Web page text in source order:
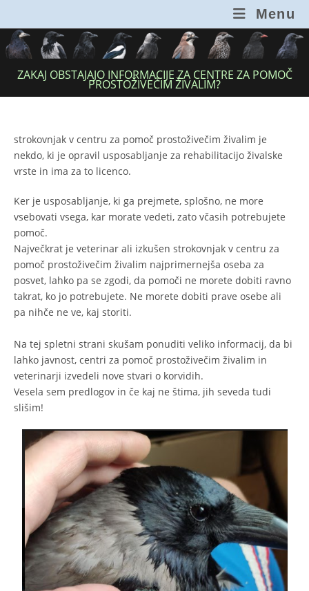
content
Menu
ZAKAJ OBSTAJAJO INFORMACIJE ZA CENTRE ZA POMOČ
PROSTOŽIVEČIM ŽIVALIM?
strokovnjak v centru za pomoč prostoživečim živalim je
nekdo, ki je opravil usposabljanje za rehabilitacijo živalske
vrste in ima za to licenco.
Ker je usposabljanje, ki ga prejmete, splošno, ne more
vsebovati vsega, kar morate vedeti, zato včasih potrebujete
pomoč.
Največkrat je veterinar ali izkušen strokovnjak v centru za
pomoč prostoživečim živalim najprimernejša oseba za
posvet, lahko pa se zgodi, da pomoči ne morete dobiti ravno
takrat, ko jo potrebujete. Ne morete dobiti prave osebe ali
pa nihče ne ve, kaj storiti.
Na tej spletni strani skušam ponuditi veliko informacij, da bi
lahko javnost, centri za pomoč prostoživečim živalim in
veterinarji izvedeli nove stvari o korvidih.
Vesela sem predlogov in če kaj ne štima, jih seveda tudi
slišim!